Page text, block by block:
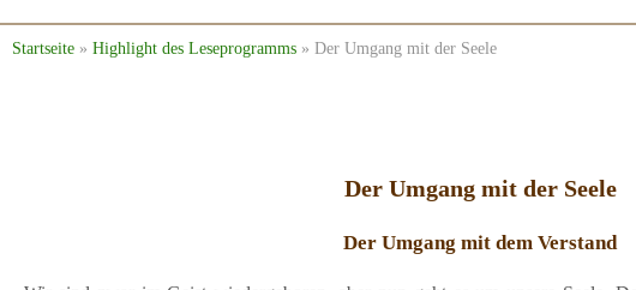
Startseite » Highlight des Leseprogramms » Der Umgang mit der Seele
Der Umgang mit der Seele
Der Umgang mit dem Verstand